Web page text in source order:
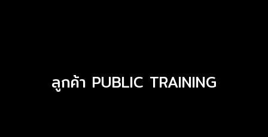
ลูกค้า PUBLIC TRAINING